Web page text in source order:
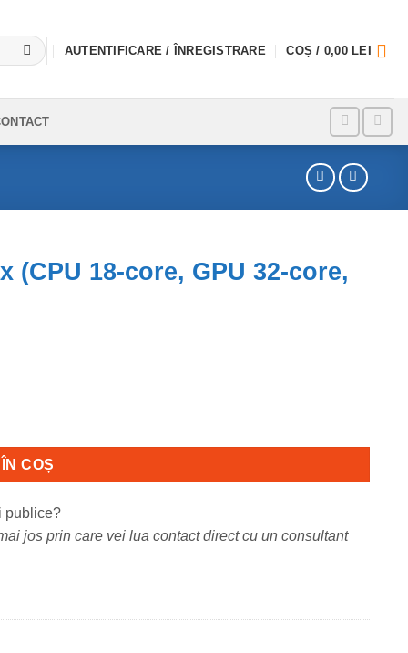
AUTENTIFICARE / ÎNREGISTRARE COȘ / 0,00LEI
(CPU 18-core, GPU 32-core,
COȘ
publice?
jos prin care vei lua contact direct cu un consultant